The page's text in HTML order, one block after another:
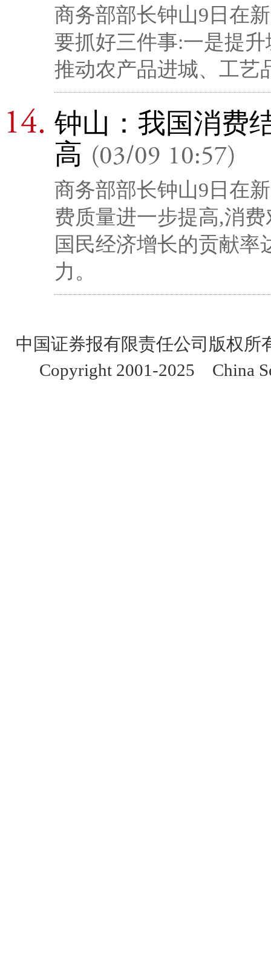
商务部部长钟山9日在
要抓好三件事:一是提
推动农产品进城、工艺
钟山：我国消费
高 (03/09 10:57)
商务部部长钟山9日在
费质量进一步提高,消
国民经济增长的贡献率
力。
中国证券报有限责任公司版权
Copyright 2001-2025 China